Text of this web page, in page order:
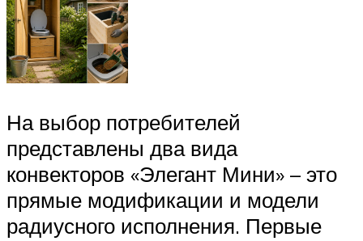
На выбор потребителей
представлены два вида
конвекторов «Элегант Мини» – это
прямые модификации и модели
радиусного исполнения. Первые